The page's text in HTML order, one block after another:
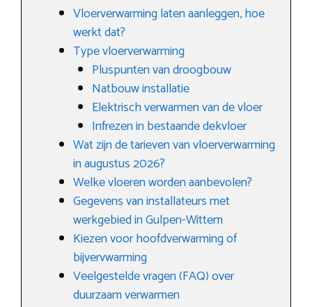
Vloerverwarming laten aanleggen, hoe
werkt dat?
Type vloerverwarming
Pluspunten van droogbouw
Natbouw installatie
Elektrisch verwarmen van de vloer
Infrezen in bestaande dekvloer
Wat zijn de tarieven van vloerverwarming
in augustus 2026?
Welke vloeren worden aanbevolen?
Gegevens van installateurs met
werkgebied in Gulpen-Wittem
Kiezen voor hoofdverwarming of
bijvervwarming
Veelgestelde vragen (FAQ) over
duurzaam verwarmen